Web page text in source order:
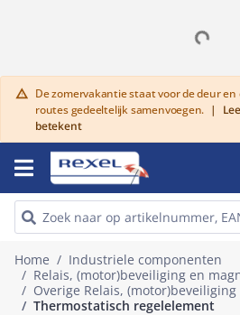
warning De zomervakantie staat voor de deur
routes gedeeltelijk samenvoegen. |
betekent
Home
Industriele componenten
Relais, (motor)beveiliging en
Overige Relais,
Thermostatisch regelelement